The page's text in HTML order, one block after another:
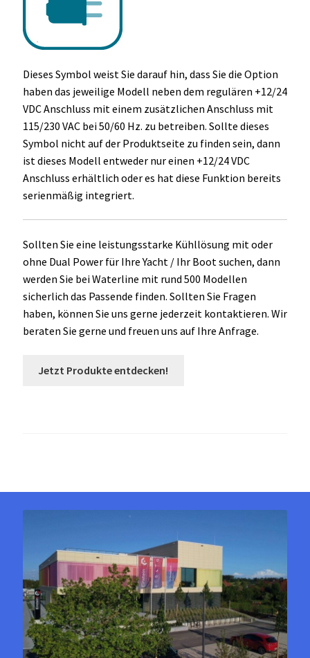
Dieses Symbol weist Sie darauf hin, dass Sie die Option
haben das jeweilige Modell neben dem regulären +12/24
VDC Anschluss mit einem zusätzlichen Anschluss mit
115/230 VAC bei 50/60 Hz. zu betreiben. Sollte dieses
Symbol nicht auf der Produktseite zu finden sein, dann
ist dieses Modell entweder nur einen +12/24 VDC
Anschluss erhältlich oder es hat diese Funktion bereits
serienmäßig integriert.
Sollten Sie eine leistungsstarke Kühllösung mit oder
ohne Dual Power für Ihre Yacht / Ihr Boot suchen, dann
werden Sie bei Waterline mit rund 500 Modellen
sicherlich das Passende finden. Sollten Sie Fragen
haben, können Sie uns gerne jederzeit kontaktieren. Wir
beraten Sie gerne und freuen uns auf Ihre Anfrage.
Jetzt Produkte entdecken!